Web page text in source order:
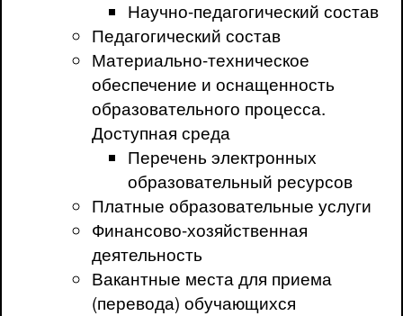
Научно-педагогический состав
Педагогический состав
Материально-техническое
обеспечение и оснащенность
образовательного процесса.
Доступная среда
Перечень электронных
образовательный ресурсов
Платные образовательные услуги
Финансово-хозяйственная
деятельность
Вакантные места для приема
(перевода) обучающихся